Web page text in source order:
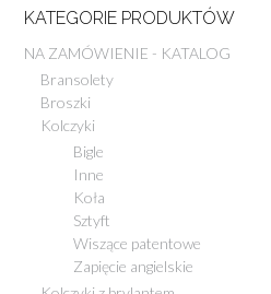
KATEGORIE PRODUKTÓW
NA ZAMÓWIENIE - KATALOG
Bransolety
Broszki
Kolczyki
Bigle
Inne
Koła
Sztyft
Wiszące patentowe
Zapięcie angielskie